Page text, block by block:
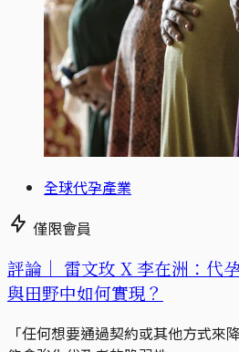
全球代孕產業
僅限會員
評論｜ 雷文玫 X 李在洲：代
與田野中如何實現？
「任何想要通過契約或其他方式來